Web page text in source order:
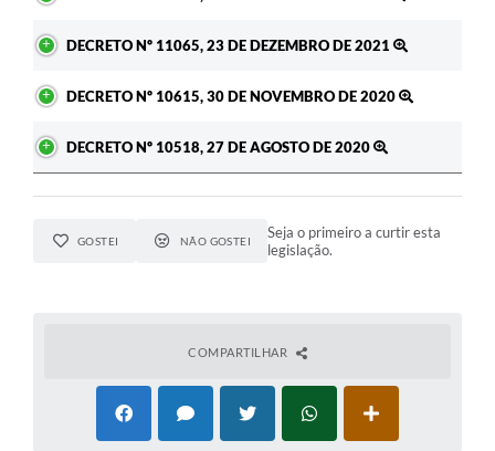
Agenda
SIC
Contato
DECRETO Nº 11065, 23 DE DEZEMBRO DE 2021
DECRETO Nº 10615, 30 DE NOVEMBRO DE 2020
DECRETO Nº 10518, 27 DE AGOSTO DE 2020
GOSTEI NÃO GOSTEI
Seja o primeiro a curtir esta
legislação.
COMPARTILHAR